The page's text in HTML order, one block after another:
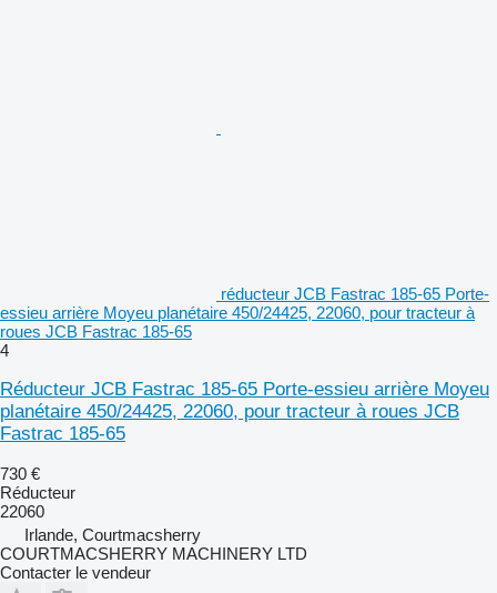
réducteur JCB Fastrac 185-65 Porte-
essieu arrière Moyeu planétaire 450/24425, 22060, pour tracteur à
roues JCB Fastrac 185-65
4
Réducteur JCB Fastrac 185-65 Porte-essieu arrière Moyeu
planétaire 450/24425, 22060, pour tracteur à roues JCB
Fastrac 185-65
730 €
Réducteur
22060
Irlande, Courtmacsherry
COURTMACSHERRY MACHINERY LTD
Contacter le vendeur